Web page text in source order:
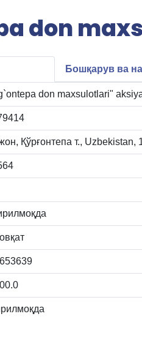
don
Бошқарув ва
don maxsulotlari"
Қўрғонтепа т.,